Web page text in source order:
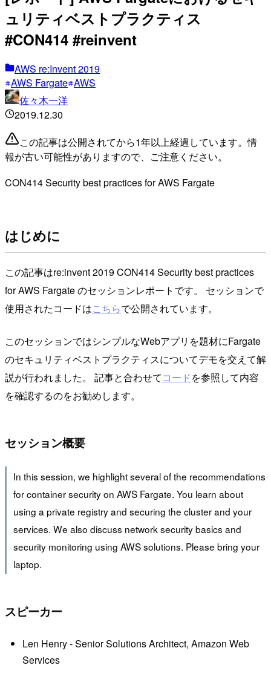
ュリティベストプラクティス
#CON414 #reinvent
AWS re:Invent 2019
AWS Fargate AWS
佐々木一洋
2019.12.30
この記事は公開されてから1年以上経過しています。情
報が古い可能性がありますので、ご注意ください。
CON414 Security best practices for AWS Fargate
はじめに
この記事はre:invent 2019 CON414 Security best practices
for AWS Fargate のセッションレポートです。 セッションで
使用されたコードはこちらで公開されています。
このセッションではシンプルなWebアプリを題材にFargate
のセキュリティベストプラクティスについてデモを交えて解
説が行われました。 記事と合わせてコードを参照して内容
を確認するのをお勧めします。
セッション概要
In this session, we highlight several of the recommendations
for container security on AWS Fargate. You learn about
using a private registry and securing the cluster and your
services. We also discuss network security basics and
security monitoring using AWS solutions. Please bring your
laptop.
スピーカー
Len Henry - Senior Solutions Architect, Amazon Web
Services